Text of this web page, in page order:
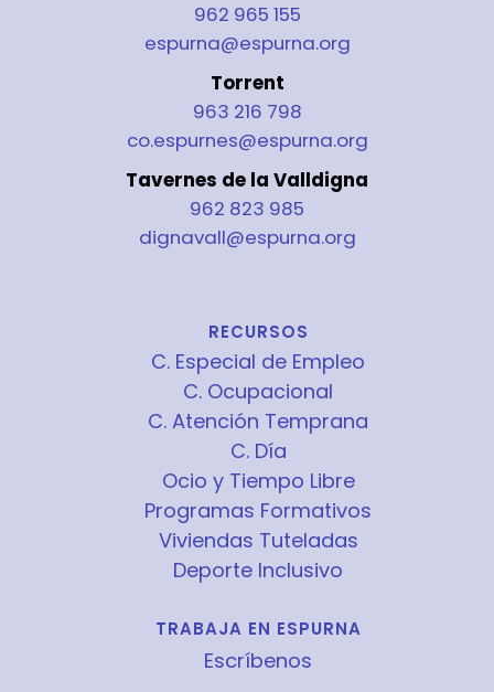
962 965 155
espurna@espurna.org
Torrent
963 216 798
co.espurnes@espurna.org
Tavernes de la Valldigna
962 823 985
dignavall@espurna.org
RECURSOS
C. Especial de Empleo
C. Ocupacional
C. Atención Temprana
C. Día
Ocio y Tiempo Libre
Programas Formativos
Viviendas Tuteladas
Deporte Inclusivo
TRABAJA EN ESPURNA
Escríbenos